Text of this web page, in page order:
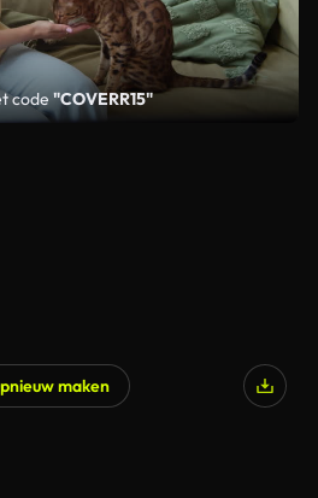
code "COVERR15"
maken